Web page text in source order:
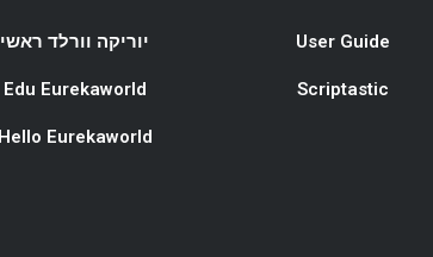
User Guide
Scriptastic
יוריקה וורלד ראשי
Edu Eurekaworld
Hello Eurekaworld